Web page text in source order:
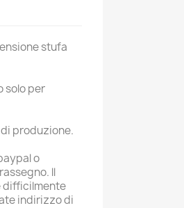
stufa
solo per
produzione.
o
ll
difficilmente
indirizzo di